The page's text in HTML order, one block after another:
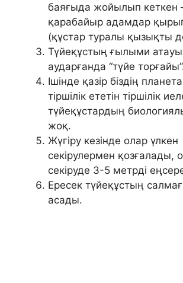
баяғыда жойылып кеткен
қарабайыр адамдар
(құстар туралы қызықты
Түйеқұстың ғылыми атауы
аударғанда “түйе
Ішінде қазір біздің
тіршілік ететін тіршілік
түйеқұстардың
жоқ.
Жүгіру кезінде олар үлкен
секірулермен қозғалады,
секіруде 3-5 метрді
Ересек түйеқұстың
асады.